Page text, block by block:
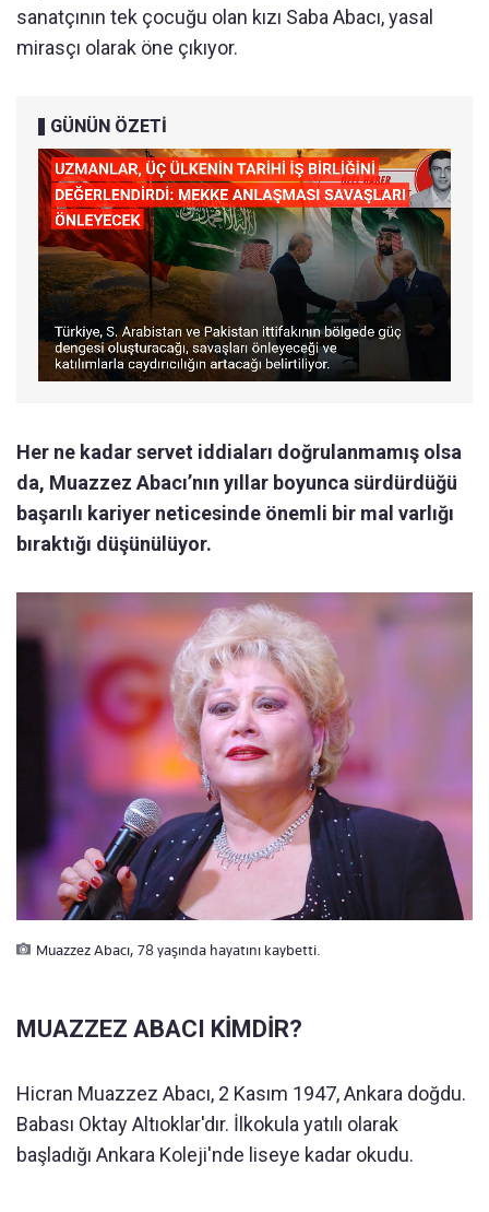
sanatçının tek çocuğu olan kızı Saba Abacı, yasal
mirasçı olarak öne çıkıyor.
GÜNÜN ÖZETİ
Her ne kadar servet iddiaları doğrulanmamış olsa
da, Muazzez Abacı’nın yıllar boyunca sürdürdüğü
başarılı kariyer neticesinde önemli bir mal varlığı
bıraktığı düşünülüyor.
Muazzez Abacı, 78 yaşında hayatını kaybetti.
MUAZZEZ ABACI KİMDİR?
Hicran Muazzez Abacı, 2 Kasım 1947, Ankara doğdu.
Babası Oktay Altıoklar'dır. İlkokula yatılı olarak
başladığı Ankara Koleji'nde liseye kadar okudu.